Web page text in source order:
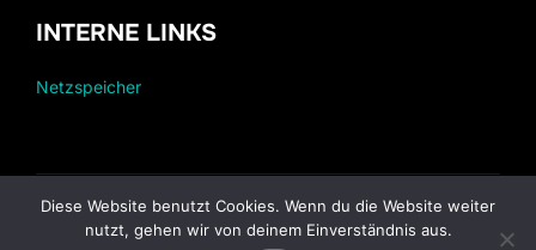
INTERNE LINKS
Netzspeicher
Copyright © 2026 Freiwillige Feuerwehr Krumbach
Diese Website benutzt Cookies. Wenn du die Website weiter
nutzt, gehen wir von deinem Einverständnis aus.